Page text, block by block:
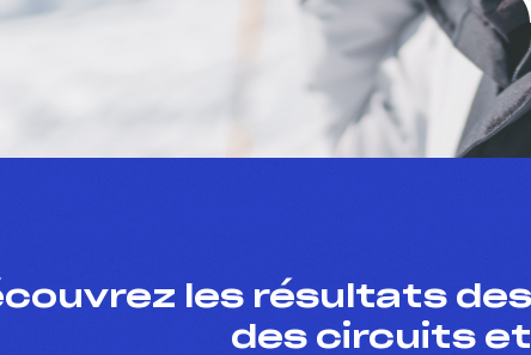
les résultats
des circuits